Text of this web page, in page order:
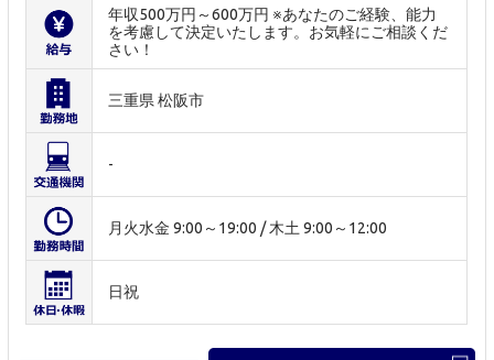
年収500万円～600万円 ※あなたのご経験、能力
を考慮して決定いたします。お気軽にご相談くだ
さい！
三重県 松阪市
-
月火水金 9:00～19:00 / 木土 9:00～12:00
日祝